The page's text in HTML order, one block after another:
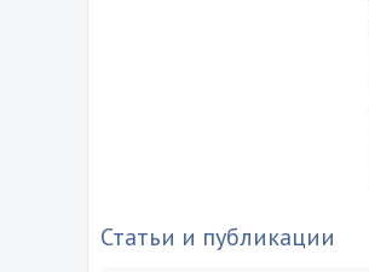
Статьи и публикации